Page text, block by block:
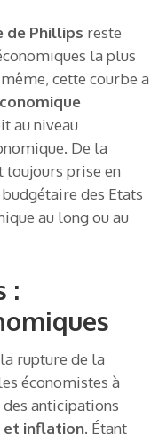
de Phillips reste
la plus
cette courbe a
au niveau
De la
toujours prise en
des Etats
au long ou au
:
rupture de la
économistes à
anticipations
et inflation. Étant